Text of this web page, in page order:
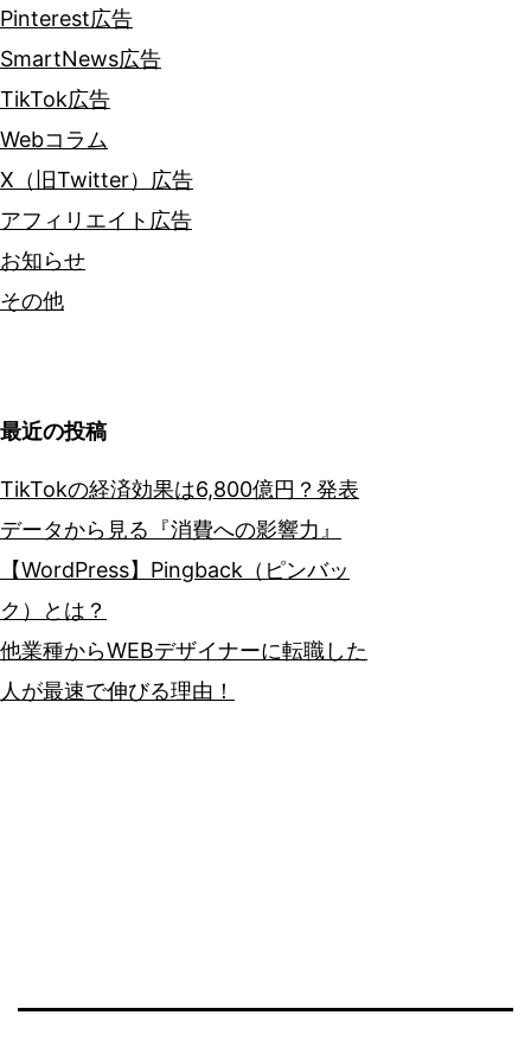
Pinterest広告
SmartNews広告
TikTok広告
Webコラム
X（旧Twitter）広告
アフィリエイト広告
お知らせ
その他
最近の投稿
TikTokの経済効果は6,800億円？発表
データから見る『消費への影響力』
【WordPress】Pingback（ピンバッ
ク）とは？
他業種からWEBデザイナーに転職した
人が最速で伸びる理由！